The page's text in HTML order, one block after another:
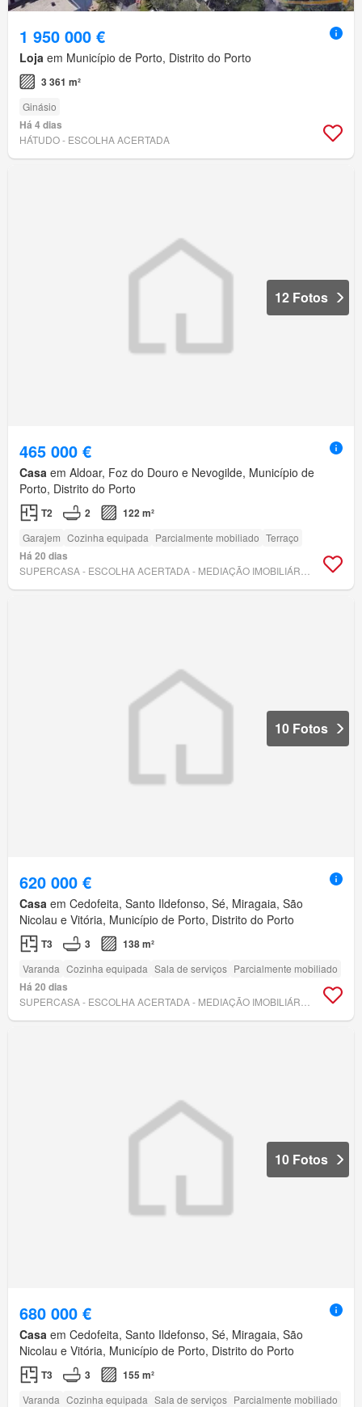
1 950 000 €
Loja em Município de Porto, Distrito do Porto
3 361 m²
Ginásio
Há 4 dias
HÁTUDO - ESCOLHA ACERTADA
12 Fotos
465 000 €
Casa em Aldoar, Foz do Douro e Nevogilde, Município de
Porto, Distrito do Porto
T2 2 122 m²
Garajem Cozinha equipada Parcialmente mobiliado Terraço
Há 20 dias
10 Fotos
620 000 €
Casa em Cedofeita, Santo Ildefonso, Sé, Miragaia, São
Nicolau e Vitória, Município de Porto, Distrito do Porto
T3 3 138 m²
Varanda Cozinha equipada Sala de serviços Parcialmente mobiliado
Há 20 dias
10 Fotos
680 000 €
Casa em Cedofeita, Santo Ildefonso, Sé, Miragaia, São
Nicolau e Vitória, Município de Porto, Distrito do Porto
T3 3 155 m²
Varanda Cozinha equipada Sala de serviços Parcialmente mobiliado